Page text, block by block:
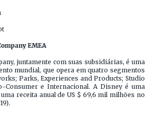
EMEA
juntamente com suas subsidiárias, é uma
mundial, que opera em quatro segmentos
Parks, Experiences and Products; Studio
Consumer e Internacional. A Disney é uma
receita anual de US $ 69,6 mil milhões no